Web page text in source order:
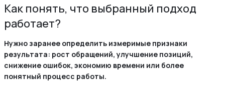
Как понять, что выбранный подход
работает?
Нужно заранее определить измеримые признаки
результата: рост обращений, улучшение позиций,
снижение ошибок, экономию времени или более
понятный процесс работы.